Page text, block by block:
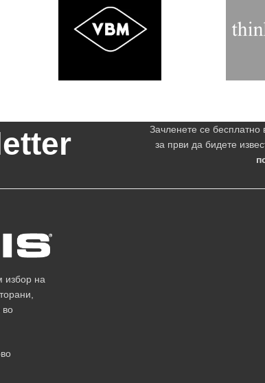
Зачленете се бесплатно
за први да бидете
избор на
во